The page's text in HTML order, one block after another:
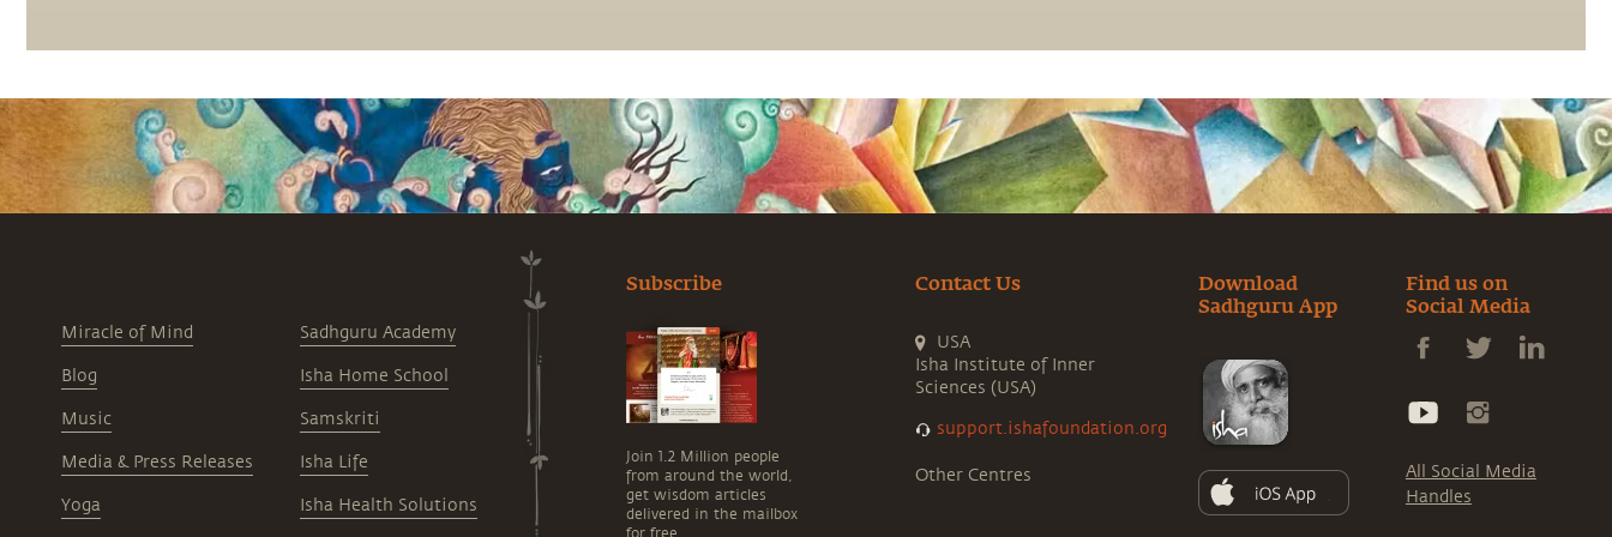
Miracle of Mind
Blog
Music
Media & Press Releases
Yoga
Sadhguru Academy
Isha Home School
Samskriti
Isha Life
Isha Health Solutions
Subscribe
Join 1.2 Million people
from around the world,
get wisdom articles
delivered in the mailbox
for free.
Contact Us
USA
Isha Institute of Inner
Sciences (USA)
support.ishafoundation.org
Other Centres
Download
Sadhguru App
Find us on
Social Media
All Social Media
Handles